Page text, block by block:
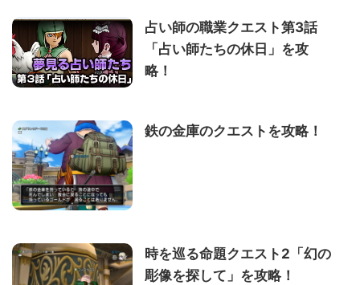
占い師の職業クエスト第3話
「占い師たちの休日」を攻
略！
鉄の金庫のクエストを攻略！
時を巡る命題クエスト2「幻の
彫像を探して」を攻略！